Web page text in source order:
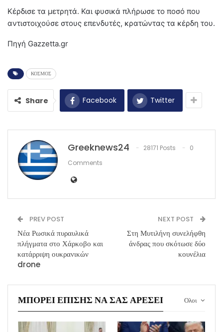
Κέρδισε τα μετρητά. Και φυσικά πλήρωσε το ποσό που
αντιστοιχούσε στους επενδυτές, κρατώντας τα κέρδη του.
Πηγή Gazzetta.gr
ΚΟΣΜΟΣ
Share Facebook Twitter
Greeknews24 28171 Posts
0
Comments
PREV POST
Νέα Ρωσικά πυραυλικά
πλήγματα στο Χάρκοβο και
κατάρριψη ουκρανικών
drone
NEXT POST
Στη Μυτιλήνη συνελήφθη
άνδρας που σκότωσε δύο
κουνέλια
Ολοι
ΜΠΟΡΕΊ ΕΠΊΣΗΣ ΝΑ ΣΑΣ ΑΡΈΣΕΙ